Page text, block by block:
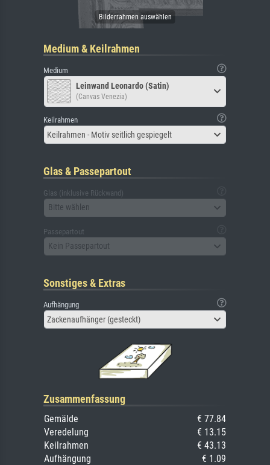
Medium & Keilrahmen
Medium
Leinwand Leonardo (Satin)
(Canvas Venezia)
Keilrahmen
Keilrahmen - Motiv seitlich gespiegelt
Glas & Passepartout
Glas (inklusive Rückwand)
Bitte wählen
Passepartout
Kein Passepartout
Sonstiges & Extras
Aufhängung
Zackenaufhänger (gesteckt)
Zusammenfassung
Gemälde
€ 77.84
Veredelung
€ 13.15
Keilrahmen
€ 43.13
Aufhängung
€ 1.09